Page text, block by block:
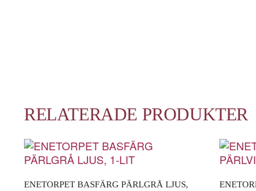
RELATERADE PRODUKTER
ENETORPET BASFÄRG PÄRLGRÅ LJUS,